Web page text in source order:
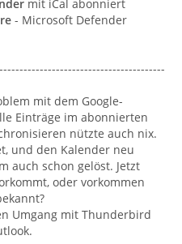
mit iCal abonniert
- Microsoft Defender
mit dem Google-
Einträge im abonnierten
nützte auch nix.
und den Kalender neu
auch schon gelöst. Jetzt
oder vorkommen
Umgang mit Thunderbird